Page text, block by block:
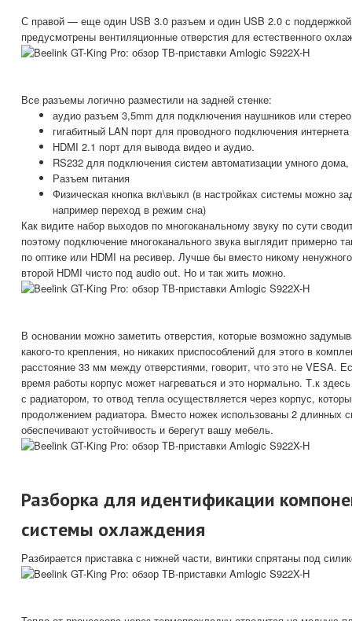
С правой — еще один USB 3.0 разъем и один USB 2.0 с поддержкой
предусмотрены вентиляционные отверстия для естественного
Все разъемы логично разместили на задней стенке:
аудио разъем 3,5mm для подключения наушников или стерео
гигабитный LAN порт для проводного подключения интернета
HDMI 2.1 порт для вывода видео и аудио.
RS232 для подключения систем автоматизации умного
Разъем питания
Физическая кнопка вкл\выкл (в настройках системы можно
например переход в режим сна)
Как видите набор выходов по многоканальному звуку по сути
поэтому подключение многоканального звука выглядит примерно
по оптике или HDMI на ресивер. Лучше бы вместо никому
второй HDMI чисто под audio out. Но и так жить можно.
В основании можно заметить отверстия, которые возможно
какого-то крепления, но никаких приспособлений для этого в
расстояние 33 мм между отверстиями, говорит, что это не VESA.
время работы корпус может нагреваться и это нормально. Т.к
с радиатором, то отвод тепла осуществляется через корпус,
продолжением радиатора. Вместо ножек использованы 2 длинных
обеспечивают устойчивость и берегут вашу мебель.
Разборка для идентификации
системы охлаждения
Разбирается приставка с нижней части, винтики спрятаны под